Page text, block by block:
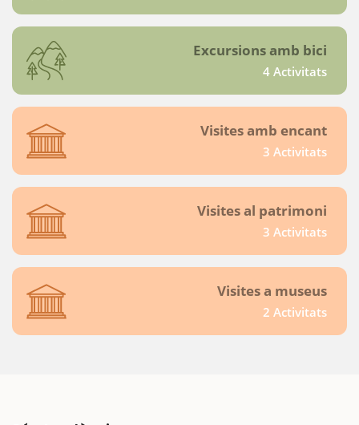
Excursions amb bici
4 Activitats
Visites amb encant
3 Activitats
Visites al patrimoni
3 Activitats
Visites a museus
2 Activitats